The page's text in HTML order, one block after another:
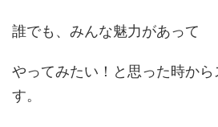
誰でも、みんな魅力があって
やってみたい！と思った時から
す。